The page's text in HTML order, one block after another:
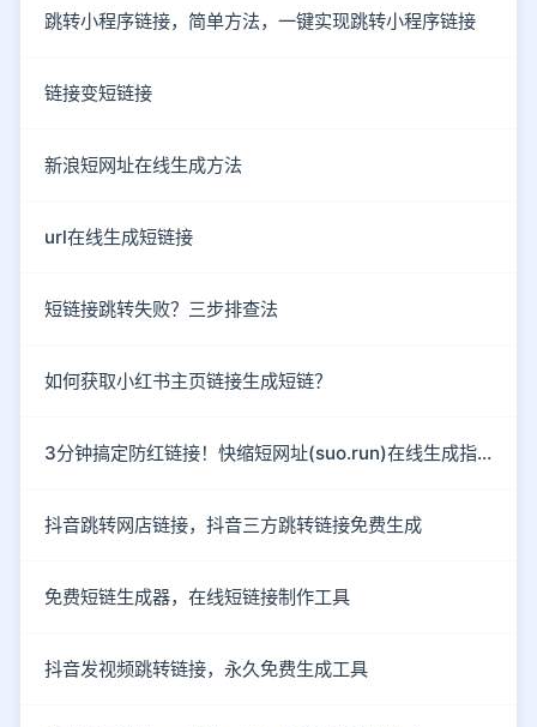
跳转小程序链接，简单方法，一键实现跳转小程序链接
链接变短链接
新浪短网址在线生成方法
url在线生成短链接
短链接跳转失败？三步排查法
如何获取小红书主页链接生成短链？
3分钟搞定防红链接！快缩短网址(suo.run)在线生成指南
抖音跳转网店链接，抖音三方跳转链接免费生成
免费短链生成器，在线短链接制作工具
抖音发视频跳转链接，永久免费生成工具